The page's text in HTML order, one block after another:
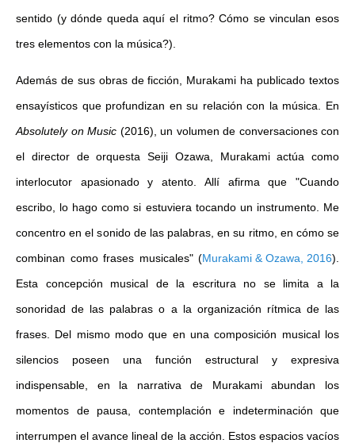
sentido (y dónde queda aquí el ritmo? Cómo se vinculan esos
tres elementos con la música?).
Además de sus obras de ficción, Murakami ha publicado textos
ensayísticos que profundizan en su relación con la música. En
Absolutely on Music (2016), un volumen de conversaciones con
el director de orquesta Seiji Ozawa, Murakami actúa como
interlocutor apasionado y atento. Allí afirma que "Cuando
escribo, lo hago como si estuviera tocando un instrumento. Me
concentro en el sonido de las palabras, en su ritmo, en cómo se
combinan como frases musicales" (Murakami & Ozawa, 2016)
Esta concepción musical de la escritura no se limita a la
sonoridad de las palabras o a la organización rítmica de las
frases. Del mismo modo que en una composición musical los
silencios poseen una función estructural y expresiva
indispensable, en la narrativa de Murakami abundan los
momentos de pausa, contemplación e indeterminación que
interrumpen el avance lineal de la acción. Estos espacios vacíos